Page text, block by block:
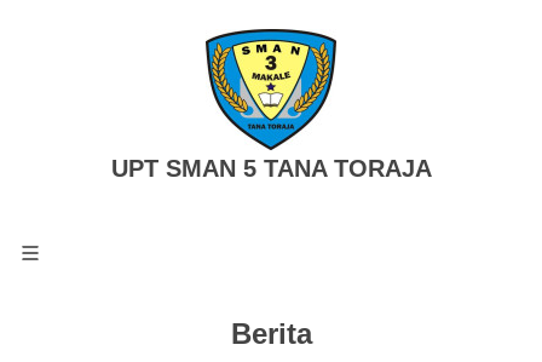
UPT SMAN 5 TANA TORAJA
Berita